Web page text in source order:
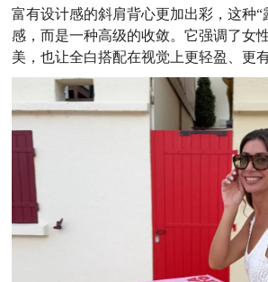
富有设计感的斜肩背心更加出彩，这种“
感，而是一种高级的收敛。它强调了女
美，也让全白搭配在视觉上更轻盈、更有